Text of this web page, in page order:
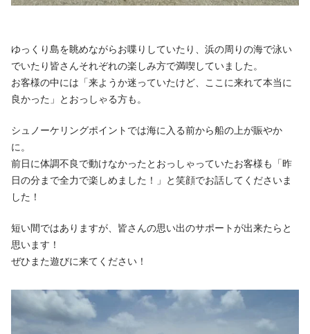
ゆっくり島を眺めながらお喋りしていたり、浜の周りの海で泳い
でいたり皆さんそれぞれの楽しみ方で満喫していました。
お客様の中には「来ようか迷っていたけど、ここに来れて本当に
良かった」とおっしゃる方も。
シュノーケリングポイントでは海に入る前から船の上が賑やか
に。
前日に体調不良で動けなかったとおっしゃっていたお客様も「昨
日の分まで全力で楽しめました！」と笑顔でお話してくださいま
した！
短い間ではありますが、皆さんの思い出のサポートが出来たらと
思います！
ぜひまた遊びに来てください！